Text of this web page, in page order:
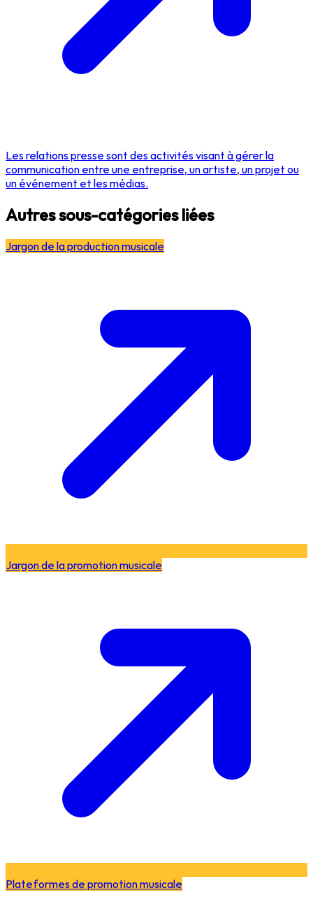
Les relations presse sont des activités visant à gérer la
communication entre une entreprise, un artiste, un projet ou
un événement et les médias.
Autres sous-catégories liées
Jargon de la production musicale
Jargon de la promotion musicale
Plateformes de promotion musicale